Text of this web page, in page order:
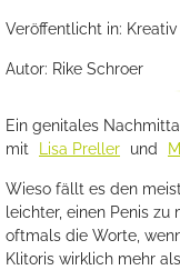
Veröffentlicht in: Kreativ
Autor: Rike Schroer
Ein genitales
mit
Lisa Preller und
Wieso fällt es den
leichter, einen Penis
oftmals die Worte,
Klitoris wirklich mehr